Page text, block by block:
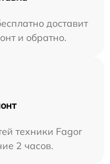
доставит
и обратно.
техники Fagor
2 часов.